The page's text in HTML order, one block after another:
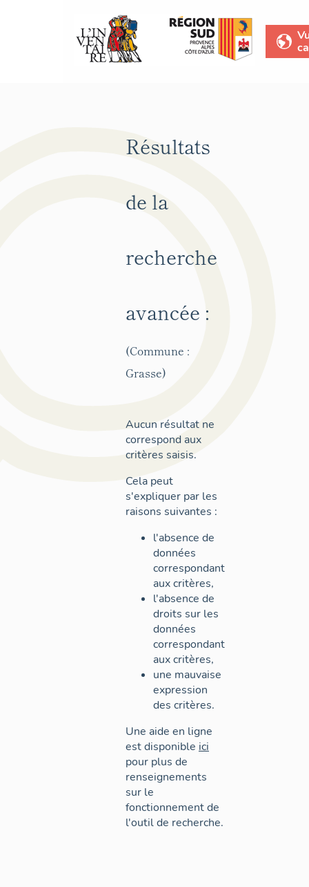
Résultats
de la
recherche
avancée :
(Commune :
Grasse)
Aucun résultat ne
correspond aux
critères saisis.
Cela peut
s'expliquer par les
raisons suivantes :
l'absence de
données
correspondant
aux critères,
l'absence de
droits sur les
données
correspondant
aux critères,
une mauvaise
expression
des critères.
Une aide en ligne
est disponible ici
pour plus de
renseignements
sur le
fonctionnement de
l'outil de recherche.